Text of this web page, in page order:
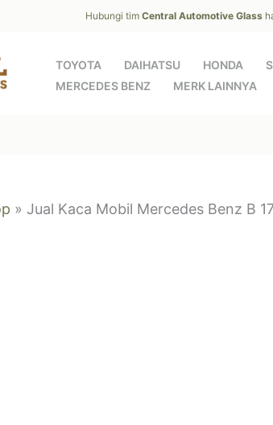
Hubungi tim Central Automotive Glass
TOYOTA DAIHATSU HONDA
MERCEDES BENZ
MERK LAINNYA
» Jual Kaca Mobil Mercedes Benz B